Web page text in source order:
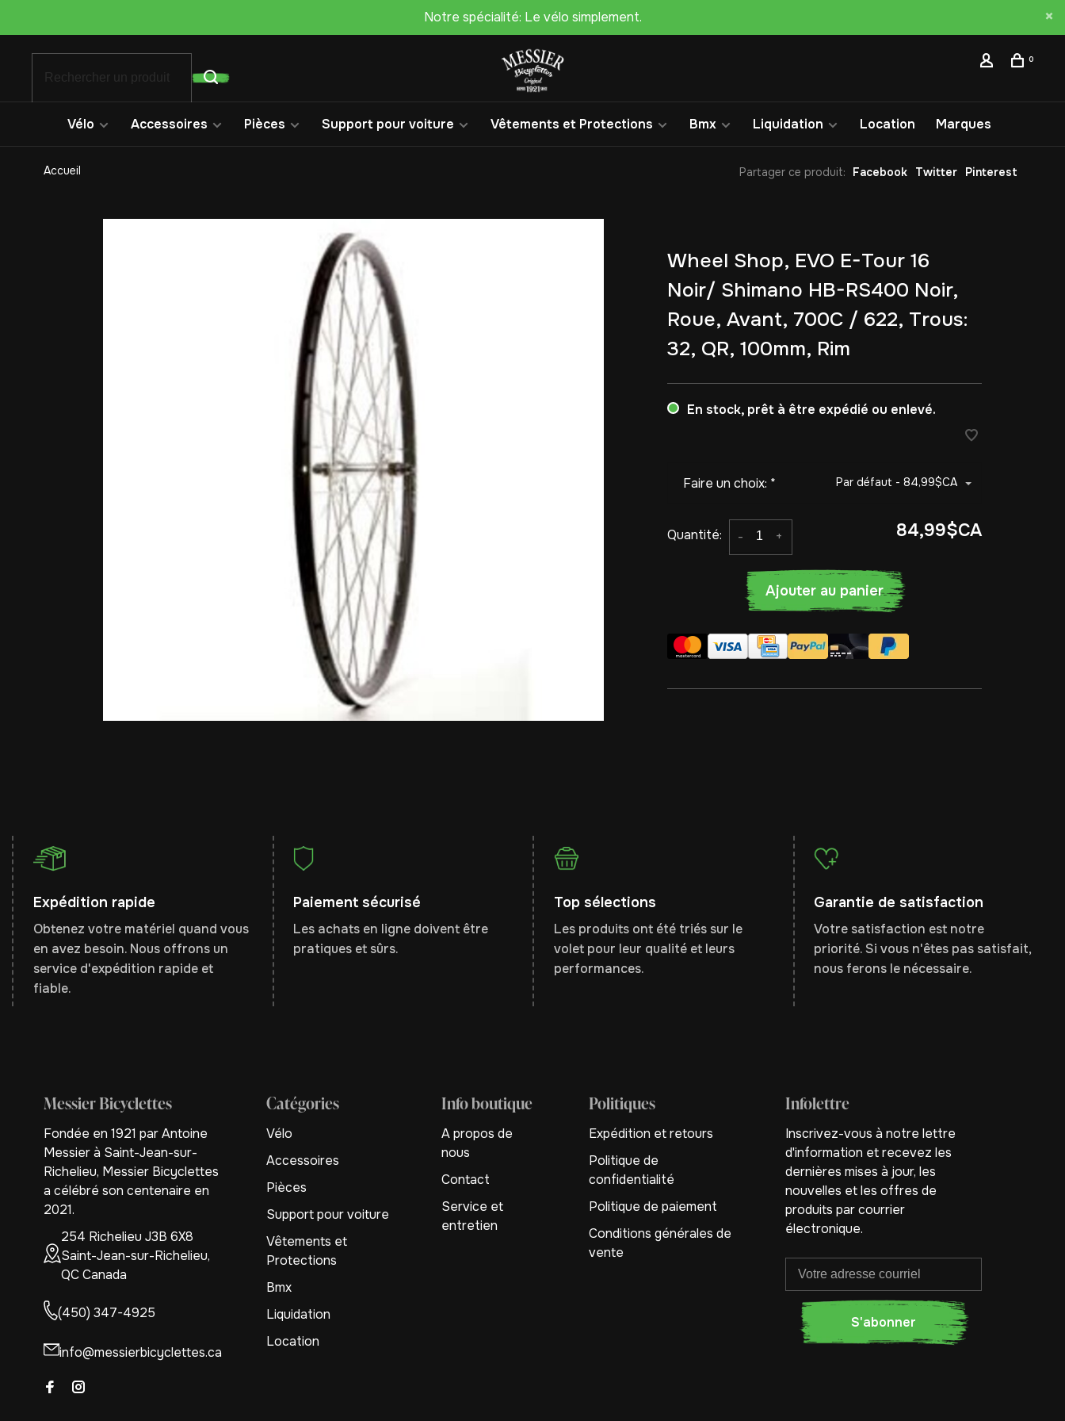
Notre spécialité: Le vélo simplement.
0
Vélo Accessoires Pièces Support pour voiture Vêtements et Protections Bmx Liquidation Location Marques
Accueil Partager ce produit: Facebook Twitter Pinterest
Wheel Shop, EVO E-Tour 16
Noir/ Shimano HB-RS400 Noir,
Roue, Avant, 700C / 622, Trous:
32, QR, 100mm, Rim
En stock, prêt à être expédié ou enlevé.
Faire un choix: * Par défaut - 84,99$CA
Quantité: +
- 84,99$CA
Ajouter au panier
Expédition rapide
Obtenez votre matériel quand vous
en avez besoin. Nous offrons un
service d'expédition rapide et
fiable.
Paiement sécurisé
Les achats en ligne doivent être
pratiques et sûrs.
Top sélections
Les produits ont été triés sur le
volet pour leur qualité et leurs
performances.
Garantie de satisfaction
Votre satisfaction est notre
priorité. Si vous n'êtes pas satisfait,
nous ferons le nécessaire.
Messier Bicyclettes
Fondée en 1921 par Antoine
Messier à Saint-Jean-sur-
Richelieu, Messier Bicyclettes
a célébré son centenaire en
2021.
254 Richelieu J3B 6X8
Saint-Jean-sur-Richelieu,
QC Canada
(450) 347-4925
info@messierbicyclettes.ca
Catégories
Vélo
Accessoires
Pièces
Support pour voiture
Vêtements et
Protections
Bmx
Liquidation
Location
Info boutique
A propos de
nous
Contact
Service et
entretien
Politiques
Expédition et retours
Politique de
confidentialité
Politique de paiement
Conditions générales de
vente
Infolettre
Inscrivez-vous à notre lettre
d'information et recevez les
dernières mises à jour, les
nouvelles et les offres de
produits par courrier
électronique.
S'abonner